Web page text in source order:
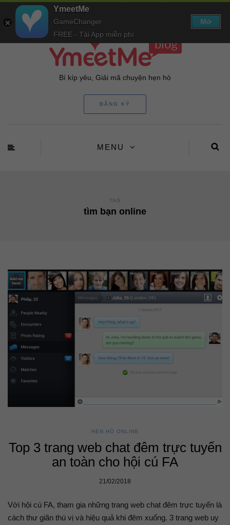
Bí kíp yêu, Giải mã chuyện hẹn hò
ĐĂNG KÝ
MENU
TAG
tìm bạn online
HẸN HÒ ONLINE
Top 3 trang web chat đêm trực tuyến
an toàn cho hội cú FA
21/02/2018
Với hội cú FA, tham gia những trang web chat đêm trực tuyến là
cách thư giãn thú vị và hiệu quả khi đêm xuống. 3 trang web uy
YmeetMe
GameChanger
FREE - Tải App miễn phí
Mở